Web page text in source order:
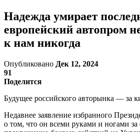
Надежда умирает
европейский автопром
к нам никогда
Опубликовано Дек 12, 2024
91
Поделится
Будущее российского авторынка — за
Недавнее заявление избранного
о том, что он всеми руками и ногами за